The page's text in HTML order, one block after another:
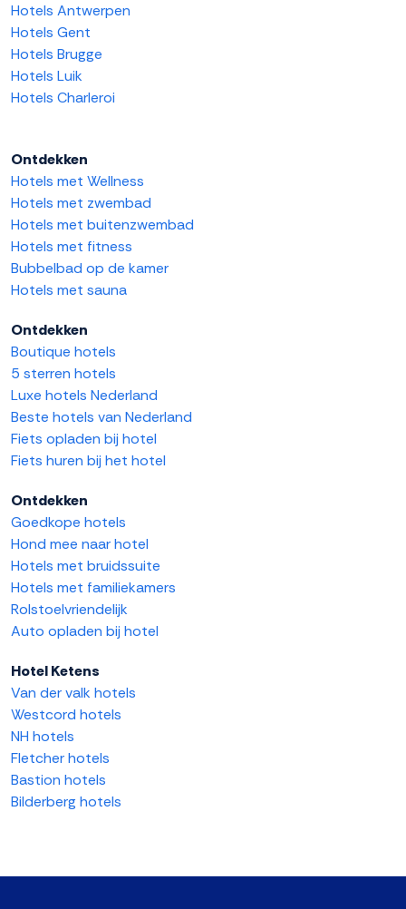
Hotels Antwerpen
Hotels Gent
Hotels Brugge
Hotels Luik
Hotels Charleroi
Ontdekken
Hotels met Wellness
Hotels met zwembad
Hotels met buitenzwembad
Hotels met fitness
Bubbelbad op de kamer
Hotels met sauna
Ontdekken
Boutique hotels
5 sterren hotels
Luxe hotels Nederland
Beste hotels van Nederland
Fiets opladen bij hotel
Fiets huren bij het hotel
Ontdekken
Goedkope hotels
Hond mee naar hotel
Hotels met bruidssuite
Hotels met familiekamers
Rolstoelvriendelijk
Auto opladen bij hotel
Hotel Ketens
Van der valk hotels
Westcord hotels
NH hotels
Fletcher hotels
Bastion hotels
Bilderberg hotels